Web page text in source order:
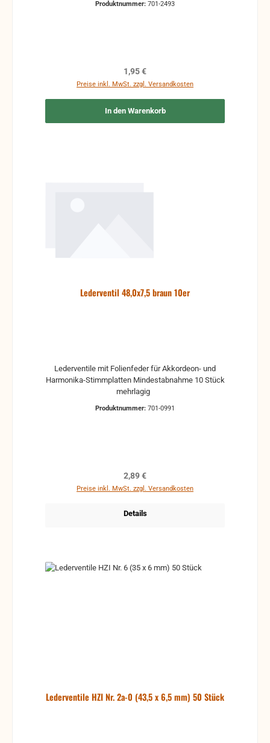
Produktnummer: 701-2493
Regulärer Preis:
1,95 €
Preise inkl. MwSt. zzgl. Versandkosten
In den Warenkorb
Lederventil 48,0x7,5 braun 10er
Lederventile mit Folienfeder für Akkordeon- und
Harmonika-Stimmplatten Mindestabnahme 10 Stück
Produktnummer: 701-0991
Regulärer Preis:
2,89 €
Preise inkl. MwSt. zzgl. Versandkosten
Details
Lederventile HZI Nr. 2a-0 (43,5 x 6,5 mm) 50 Stück